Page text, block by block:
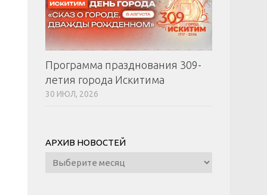
Программа празднования 309-
летия города Искитима
30 ИЮЛ, 2026
АРХИВ НОВОСТЕЙ
Архив
новостей